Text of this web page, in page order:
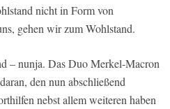
nicht in Form von
gehen wir zum Wohlstand.
– nunja. Das Duo Merkel-Macron
den nun abschließend
nebst allem weiteren haben